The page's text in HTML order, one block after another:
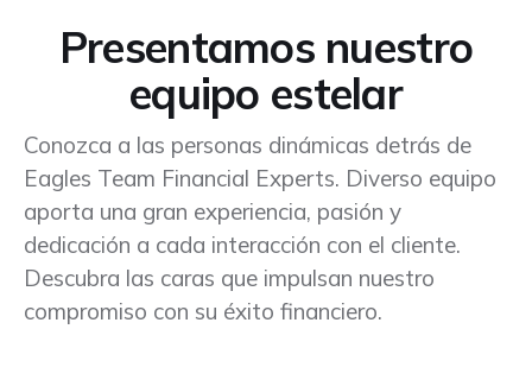
Presentamos nuestro
equipo estelar
Conozca a las personas dinámicas detrás de
Eagles Team Financial Experts. Diverso equipo
aporta una gran experiencia, pasión y
dedicación a cada interacción con el cliente.
Descubra las caras que impulsan nuestro
compromiso con su éxito financiero.